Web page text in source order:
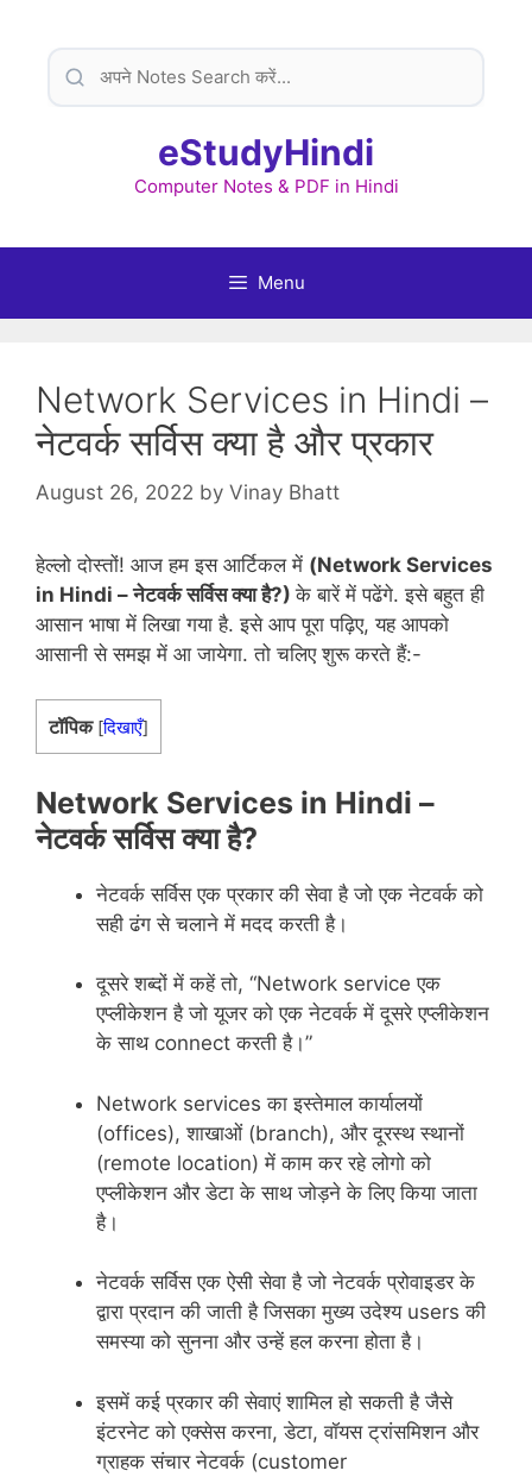
content
eStudyHindi
Computer Notes & PDF in Hindi
Menu
Network Services in Hindi –
नेटवर्क सर्विस क्या है और प्रकार
August 26, 2022 by Vinay Bhatt
हेल्लो दोस्तों! आज हम इस आर्टिकल में (Network Services
in Hindi – नेटवर्क सर्विस क्या है?)के बारें में पढेंगे. इसे बहुत ही
आसान भाषा में लिखा गया है. इसे आप पूरा पढ़िए, यह आपको
आसानी से समझ में आ जायेगा. तो चलिए शुरू करते हैं:-
टॉपिक [दिखाएँ]
Network Services in Hindi –
नेटवर्क सर्विस क्या है?
नेटवर्क सर्विस एक प्रकार की सेवा है जो एक नेटवर्क को
सही ढंग से चलाने में मदद करती है।
दूसरे शब्दों में कहें तो, “Network service एक
एप्लीकेशन है जो यूजर को एक नेटवर्क में दूसरे एप्लीकेशन
के साथ connect करती है।”
Network services का इस्तेमाल कार्यालयों
(offices), शाखाओं (branch), और दूरस्थ स्थानों
(remote location) में काम कर रहे लोगो को
एप्लीकेशन और डेटा के साथ जोड़ने के लिए किया जाता
है।
नेटवर्क सर्विस एक ऐसी सेवा है जो नेटवर्क प्रोवाइडर के
द्वारा प्रदान की जाती है जिसका मुख्य उदेश्य users की
समस्या को सुनना और उन्हें हल करना होता है।
इसमें कई प्रकार की सेवाएं शामिल हो सकती है जैसे
इंटरनेट को एक्सेस करना, डेटा, वॉयस ट्रांसमिशन और
ग्राहक संचार नेटवर्क (customer